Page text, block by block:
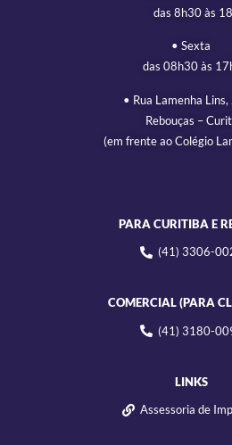
das 8h30 às
• Sexta
das 08h30 às
• Rua Lamenha
Rebouças –
(em frente ao Colégio
PARA CURITIBA E
(41) 3306-
COMERCIAL (PARA
(41) 3180-
LINKS
Assessoria de